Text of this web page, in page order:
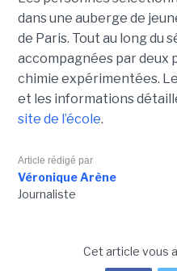
dans une auberge de
de Paris. Tout au long du
accompagnées par deux
chimie expérimentées.
et les informations
site de l’école.
Article rédigé par
Véronique Arène
Journaliste
Cet article vous